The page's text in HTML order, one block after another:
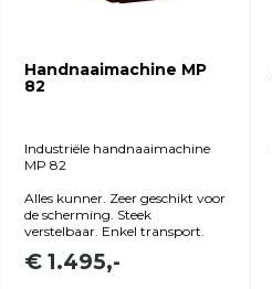
Handnaaimachine MP
82
Industriële handnaaimachine
MP 82
Alles kunner. Zeer geschikt voor
de scherming. Steek
verstelbaar. Enkel transport.
€ 1.495,-